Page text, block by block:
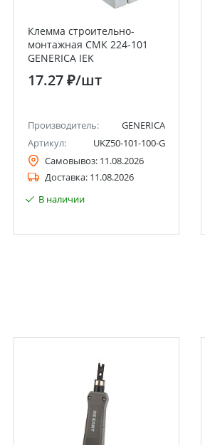
Клемма строительно-
монтажная СМК 224-101
GENERICA IEK
17.27 ₽/шт
Производитель:
GENERICA
Артикул:
UKZ50-101-100-G
Самовывоз: 11.08.2026
Доставка: 11.08.2026
В наличии